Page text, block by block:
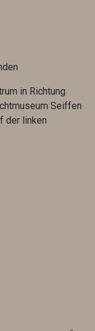
in Richtung
Seiffen
der linken